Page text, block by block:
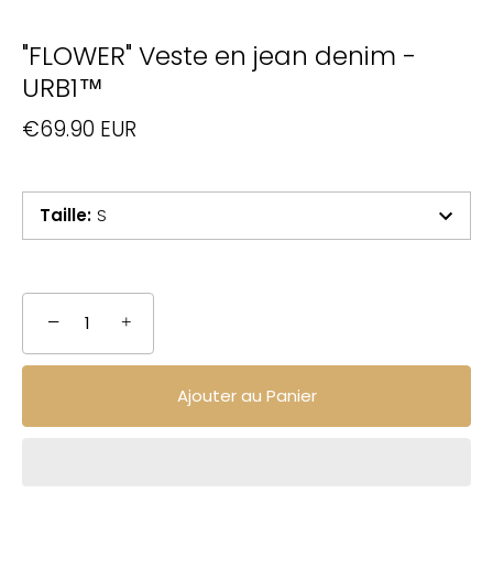
"FLOWER" Veste en jean denim -
URB1™
€69.90 EUR
Taille: S
− +
Ajouter au Panier